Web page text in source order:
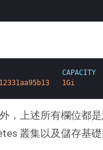
CAPACITY
12331aa95b13 1Gi
，上述所有欄位都
叢集以及儲存基